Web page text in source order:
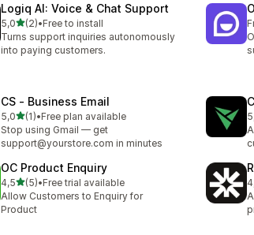
Logiq AI: Voice & Chat Support
5,0stelle su 5
(2)
2 recensioni totali
•Free to install
Turns support inquiries autonomously
into paying customers.
CS ‑ Business Email
5,0stelle su 5
(1)
1 recensioni totali
•Free plan available
Stop using Gmail — get
support@yourstore.com in minutes
OC Product Enquiry
4,5stelle su 5
(5)
5 recensioni totali
•Free trial available
Allow Customers to Enquiry for
Product